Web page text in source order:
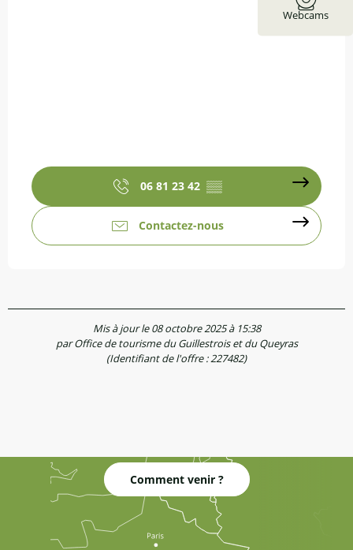
Webcams
06 81 23 42 ▒▒
Contactez-nous
Mis à jour le 08 octobre 2025 à 15:38
par Office de tourisme du Guillestrois et du Queyras
(Identifiant de l'offre :227482)
Comment venir ?